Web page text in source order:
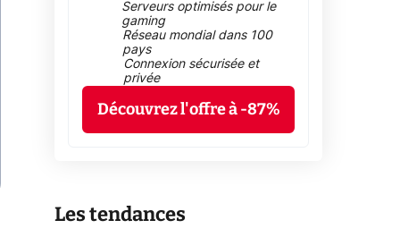
Serveurs optimisés pour le
gaming
Réseau mondial dans 100
pays
Connexion sécurisée et
privée
Découvrez l'offre à -87%
Les tendances